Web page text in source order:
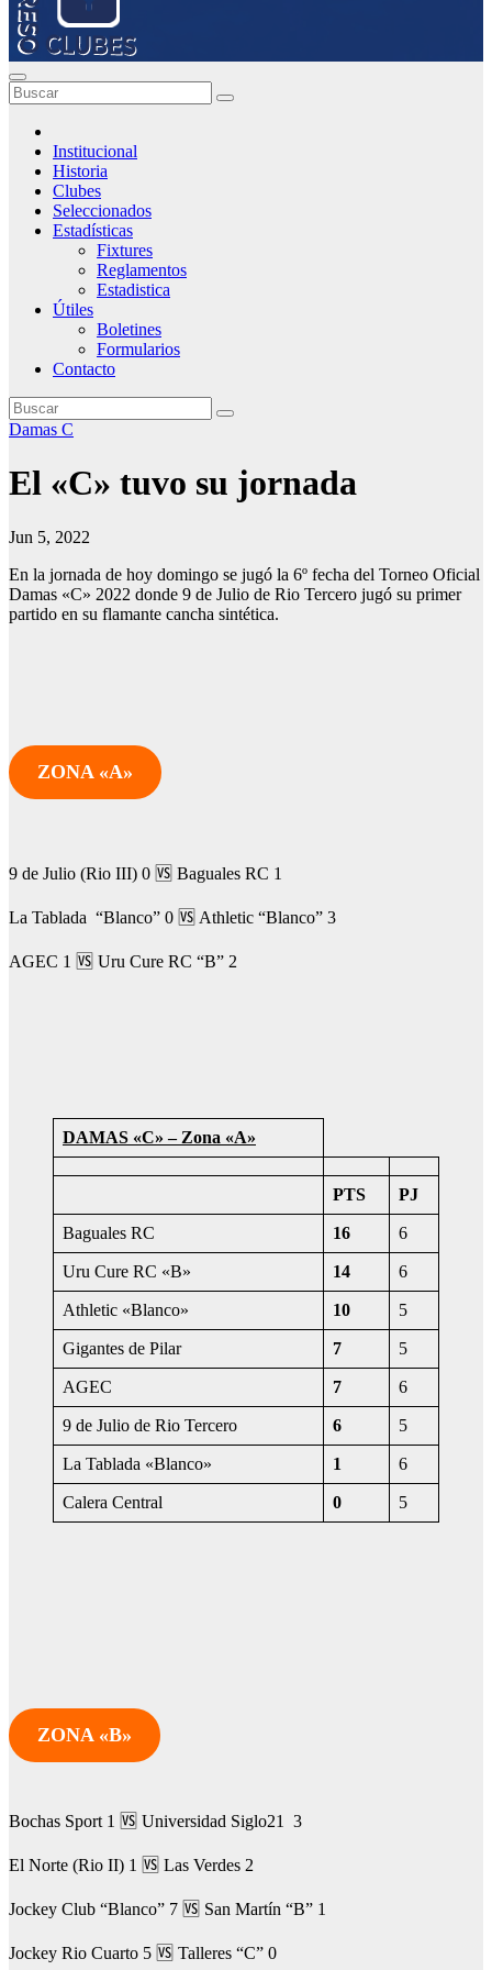
Institucional
Historia
Clubes
Seleccionados
Estadísticas
Fixtures
Reglamentos
Estadistica
Útiles
Boletines
Formularios
Contacto
Damas C
El «C» tuvo su jornada
Jun 5, 2022
En la jornada de hoy domingo se jugó la 6º fecha del Torneo Oficial
Damas «C» 2022 donde 9 de Julio de Rio Tercero jugó su primer
partido en su flamante cancha sintética.
ZONA «A»
9 de Julio (Rio III) 0 🆚 Baguales RC 1
La Tablada “Blanco” 0 🆚 Athletic “Blanco” 3
AGEC 1 🆚 Uru Cure RC “B” 2
DAMAS «C» – Zona «A»
PTS PJ
Baguales RC 16 6
Uru Cure RC «B» 14 6
Athletic «Blanco» 10 5
Gigantes de Pilar 7 5
AGEC 7 6
9 de Julio de Rio Tercero 6 5
La Tablada «Blanco» 1 6
Calera Central 0 5
ZONA «B»
Bochas Sport 1 🆚 Universidad Siglo21 3
El Norte (Rio II) 1 🆚 Las Verdes 2
Jockey Club “Blanco” 7 🆚 San Martín “B” 1
Jockey Rio Cuarto 5 🆚 Talleres “C” 0